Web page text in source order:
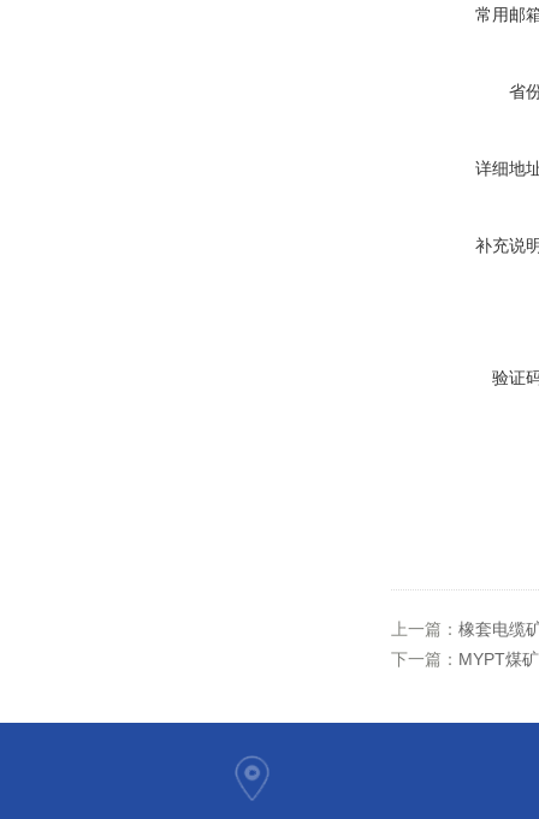
常用邮
省
详细地
补充说
验证
上一篇： 橡套电缆
下一篇： MYPT煤